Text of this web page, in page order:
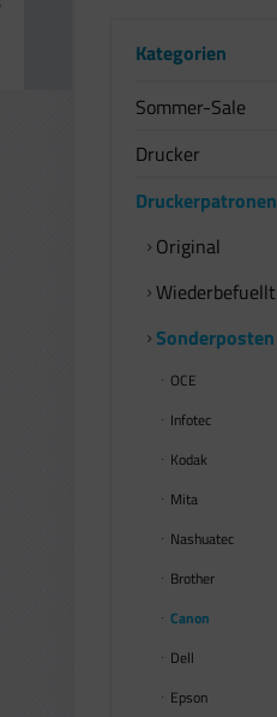
Kategorien
Sommer-Sale
Drucker
Druckerpatronen
Original
Wiederbefuellt
Sonderposten
OCE
Infotec
Kodak
Mita
Nashuatec
Brother
Canon
Dell
Epson